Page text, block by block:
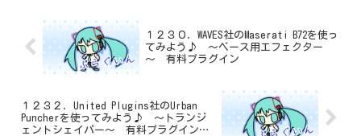
１２３０．WAVES社のMaserati B72を使っ
てみよう♪ ～ベース用エフェクター
～ 有料プラグイン
１２３２．United Plugins社のUrban
Puncherを使ってみよう♪ ～トランジ
ェントシェイパー～ 有料プラグイン